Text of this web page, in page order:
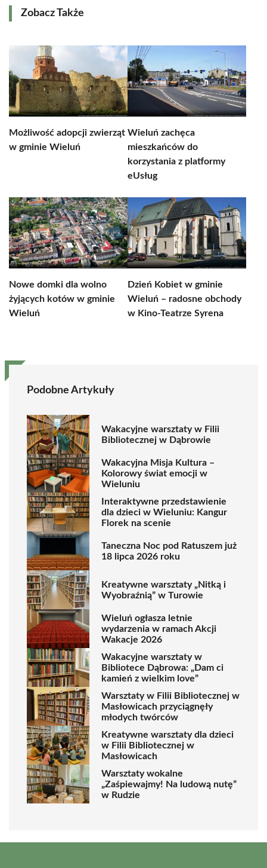
Zobacz Także
Możliwość adopcji zwierząt
w gminie Wieluń
Wieluń zachęca
mieszkańców do
korzystania z platformy
eUsług
Nowe domki dla wolno
żyjących kotów w gminie
Wieluń
Dzień Kobiet w gminie
Wieluń – radosne obchody
w Kino-Teatrze Syrena
Podobne Artykuły
Wakacyjne warsztaty w Filii
Bibliotecznej w Dąbrowie
Wakacyjna Misja Kultura –
Kolorowy świat emocji w
Wieluniu
Interaktywne przedstawienie
dla dzieci w Wieluniu: Kangur
Florek na scenie
Taneczna Noc pod Ratuszem już
18 lipca 2026 roku
Kreatywne warsztaty „Nitką i
Wyobraźnią” w Turowie
Wieluń ogłasza letnie
wydarzenia w ramach Akcji
Wakacje 2026
Wakacyjne warsztaty w
Bibliotece Dąbrowa: „Dam ci
kamień z wielkim love”
Warsztaty w Filii Bibliotecznej w
Masłowicach przyciągnęły
młodych twórców
Kreatywne warsztaty dla dzieci
w Filii Bibliotecznej w
Masłowicach
Warsztaty wokalne
„Zaśpiewajmy! Na ludową nutę”
w Rudzie